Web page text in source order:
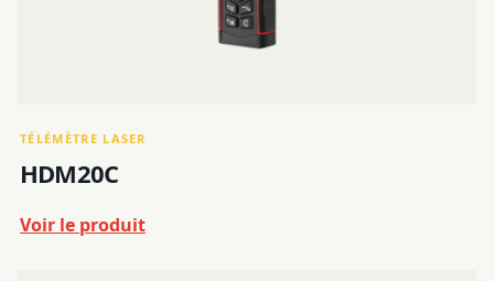
TÉLÉMÈTRE LASER
HDM20C
Voir le produit